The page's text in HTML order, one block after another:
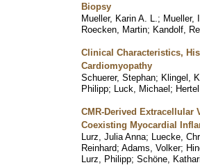
Biopsy
Mueller, Karin A. L. ; Mueller,
Roecken, Martin; Kandolf,
Clinical Characteristics,
Cardiomyopathy
Schuerer, Stephan; Klingel,
Philipp; Luck, Michael;
CMR-Derived Extracellular
Coexisting Myocardial
Lurz, Julia Anna; Luecke,
Reinhard; Adams, Volker;
Lurz, Philipp; Schöne,